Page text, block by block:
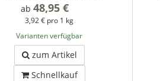
ab48,95 €
3,92 € pro 1 kg
Varianten verfügbar
zum Artikel
Schnellkauf